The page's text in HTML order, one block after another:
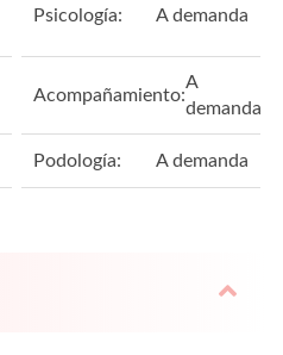
Psicología: A demanda
Acompañamiento:
A
demanda
Podología: A demanda